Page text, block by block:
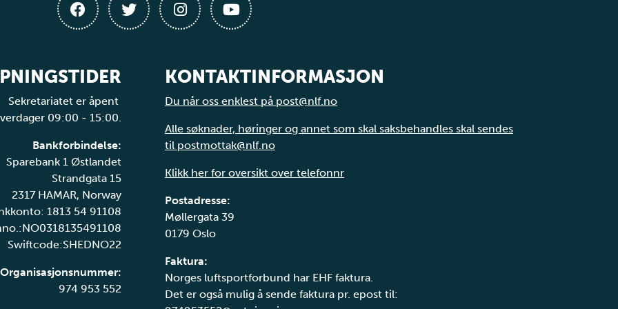
Sekretariatet er åpent
09:00 - 15:00.
Bankforbindelse:
Sparebank 1 Østlandet
Strandgata 15
2317 HAMAR, Norway
1813 54 91108
Swiftcode:SHEDNO22
Organisasjonsnummer:
974 953 552
KONTAKTINFORMASJON
Du når oss enklest på post@nlf.no
Alle søknader, høringer og annet som skal saksbehandles skal sendes
til postmottak@nlf.no
Klikk her for oversikt over telefonnr
Postadresse:
Møllergata 39
0179 Oslo
Faktura:
Norges luftsportforbund har EHF faktura.
Det er også mulig å sende faktura pr. epost til: